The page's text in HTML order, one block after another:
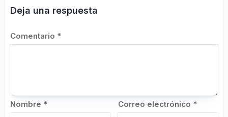
Deja una respuesta
Comentario *
Nombre * Correo electrónico *